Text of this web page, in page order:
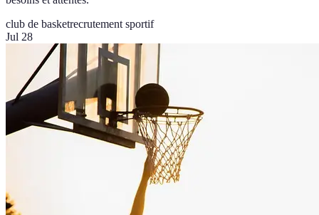
club de basketrecrutement sportif
Jul 28